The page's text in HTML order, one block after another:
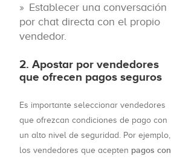
Establecer una conversación
por chat directa con el propio
vendedor.
2. Apostar por vendedores
que ofrecen pagos seguros
Es importante seleccionar vendedores
que ofrezcan condiciones de pago con
un alto nivel de seguridad. Por ejemplo,
los vendedores que acepten pagos con